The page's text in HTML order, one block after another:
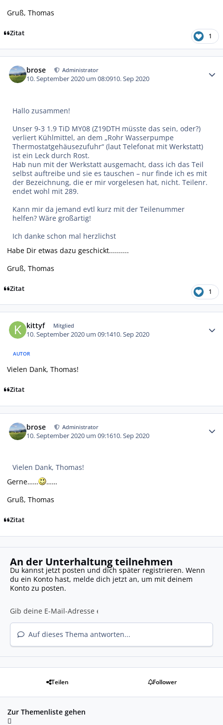
Gruß, Thomas
Zitat 1
brose Administrator
10. September 2020 um 08:0910. Sep 2020
Hallo zusammen!
Unser 9-3 1.9 TiD MY08 (Z19DTH müsste das sein, oder?)
verliert Kühlmittel, an dem „Rohr Wasserpumpe
Thermostatgehäusezufuhr“ (laut Telefonat mit Werkstatt)
ist ein Leck durch Rost.
Hab nun mit der Werkstatt ausgemacht, dass ich das Teil
selbst auftreibe und sie es tauschen – nur finde ich es mit
der Bezeichnung, die er mir vorgelesen hat, nicht. Teilenr.
endet wohl mit 289.
Kann mir da jemand evtl kurz mit der Teilenummer
helfen? Wäre großartig!
Ich danke schon mal herzlichst
Habe Dir etwas dazu geschickt..........
Gruß, Thomas
Zitat 1
kittyf Mitglied
10. September 2020 um 09:1410. Sep 2020
AUTOR
Vielen Dank, Thomas!
Zitat
brose Administrator
10. September 2020 um 09:1610. Sep 2020
Vielen Dank, Thomas!
Gerne……
……
Gruß, Thomas
Zitat
An der Unterhaltung teilnehmen
Du kannst jetzt posten und dich später registrieren. Wenn
du ein Konto hast, melde dich jetzt an, um mit deinem
Konto zu posten.
Auf dieses Thema antworten...
Teilen Follower
Zur Themenliste gehen